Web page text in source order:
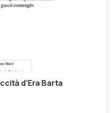
d’Era Barta